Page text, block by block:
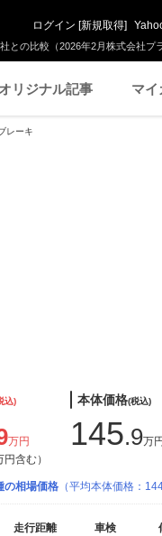
の比較（2026年2月株式会社プ
ログイン [新規取得]
オリジナル記事 マイ
レーキ
込)
万円
円含む）
本体価格(税込)
145.9万円
の相場価格 （平均本体価格：
走行距離
車検